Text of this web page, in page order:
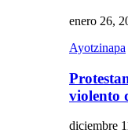
enero 26,
Ayotzinapa
violento
diciembre